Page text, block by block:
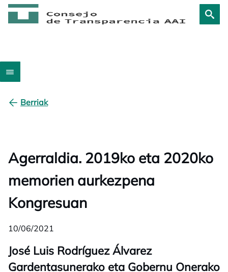
Berriak
Agerraldia. 2019ko eta 2020ko
memorien aurkezpena
Kongresuan
10/06/2021
José Luis Rodríguez Álvarez
Gardentasunerako eta Gobernu Onerako